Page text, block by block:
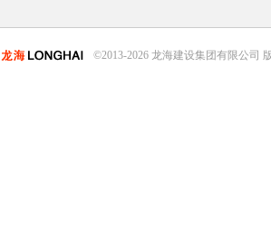
©2013-2026 龙海建设集团有限公司